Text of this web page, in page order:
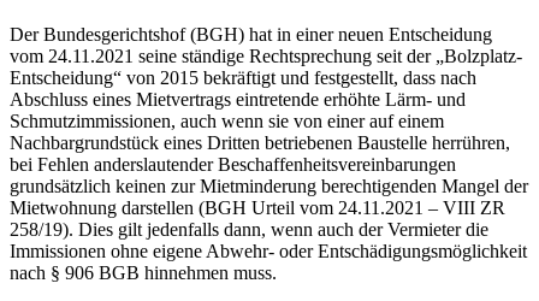
Der Bundesgerichtshof (BGH) hat in einer neuen Entscheidung
vom 24.11.2021 seine ständige Rechtsprechung seit der „Bolzplatz-
Entscheidung“ von 2015 bekräftigt und festgestellt, dass nach
Abschluss eines Mietvertrags eintretende erhöhte Lärm- und
Schmutzimmissionen, auch wenn sie von einer auf einem
Nachbargrundstück eines Dritten betriebenen Baustelle herrühren,
bei Fehlen anderslautender Beschaffenheitsvereinbarungen
grundsätzlich keinen zur Mietminderung berechtigenden Mangel der
Mietwohnung darstellen (BGH Urteil vom 24.11.2021 – VIII ZR
258/19). Dies gilt jedenfalls dann, wenn auch der Vermieter die
Immissionen ohne eigene Abwehr- oder Entschädigungsmöglichkeit
nach § 906 BGB hinnehmen muss.